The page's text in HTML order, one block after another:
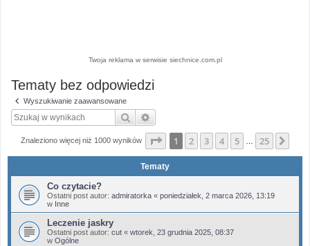
Twoja reklama w serwisie siechnice.com.pl
Tematy bez odpowiedzi
Wyszukiwanie zaawansowane
Szukaj
Znaleziono więcej niż 1000 wyników Strona z25
1 2 3 4 5 25
Tematy
Co czytacie?
Ostatni post autor: admiratorka « poniedziałek, 2 marca 2026, 13:19
w Inne
Leczenie jaskry
Ostatni post autor: cut « wtorek, 23 grudnia 2025, 08:37
w Ogólne